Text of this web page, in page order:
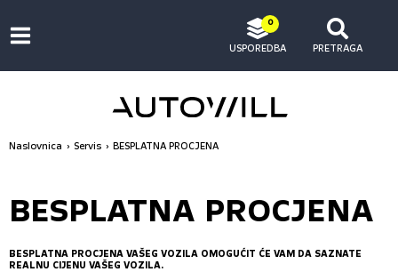
0
USPOREDBA PRETRAGA
Naslovnica Servis BESPLATNA PROCJENA
BESPLATNA PROCJENA
BESPLATNA PROCJENA VAŠEG VOZILA OMOGUĆIT ĆE VAM DA SAZNATE
REALNU CIJENU VAŠEG VOZILA.